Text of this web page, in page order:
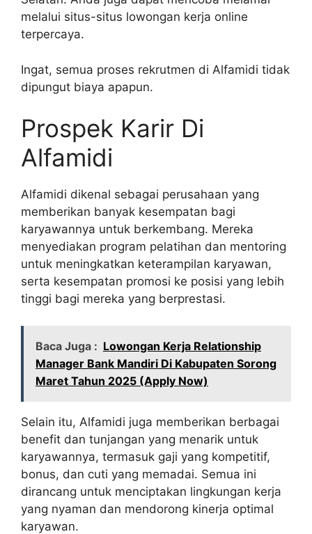
melalui situs-situs lowongan kerja online
terpercaya.
Ingat, semua proses rekrutmen di Alfamidi tidak
dipungut biaya apapun.
Prospek Karir Di
Alfamidi
Alfamidi dikenal sebagai perusahaan yang
memberikan banyak kesempatan bagi
karyawannya untuk berkembang. Mereka
menyediakan program pelatihan dan mentoring
untuk meningkatkan keterampilan karyawan,
serta kesempatan promosi ke posisi yang lebih
tinggi bagi mereka yang berprestasi.
Baca Juga : Lowongan Kerja Relationship
Manager Bank Mandiri Di Kabupaten Sorong
Maret Tahun 2025 (Apply Now)
Selain itu, Alfamidi juga memberikan berbagai
benefit dan tunjangan yang menarik untuk
karyawannya, termasuk gaji yang kompetitif,
bonus, dan cuti yang memadai. Semua ini
dirancang untuk menciptakan lingkungan kerja
yang nyaman dan mendorong kinerja optimal
karyawan.